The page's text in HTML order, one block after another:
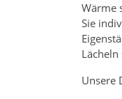
Wärme
Sie
Unsere